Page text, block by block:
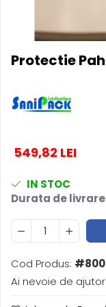
Articole Natur +
Boluri
Consumabile
Catering
Hartie Copt
Naproane
Port Tacam
Pungi Catering
Sacose
Accesorii
Mop-K
Mopuri Clasice
Racleta Pardoseala
Protectie
549,82 LEI
IN STOC
Durata de
Cod Produs:
Ai nevoie de